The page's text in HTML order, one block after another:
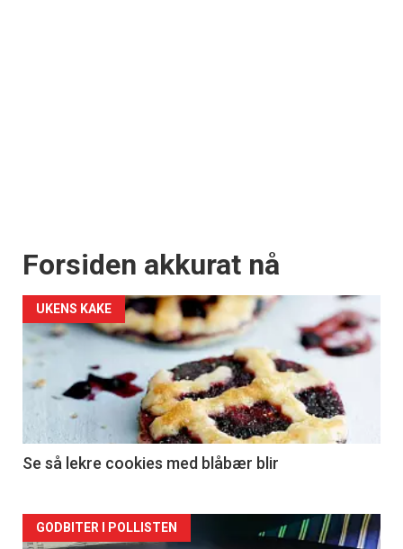
Forsiden akkurat nå
UKENS KAKE
Se så lekre cookies med blåbær blir
Forsiden
GODBITER I POLLISTEN